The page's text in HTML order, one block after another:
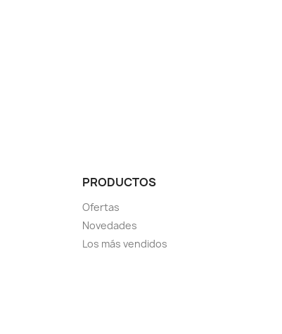
PRODUCTOS
Ofertas
Novedades
Los más vendidos